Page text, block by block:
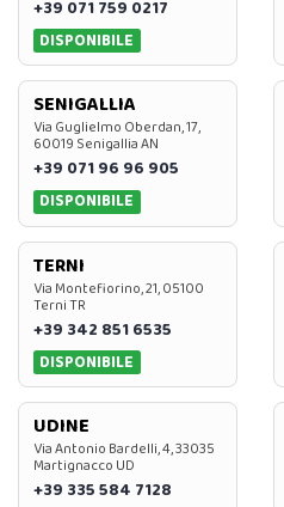
+39 071 759 0217
DISPONIBILE
SENIGALLIA
Via Guglielmo Oberdan, 17,
60019 Senigallia AN
+39 071 96 96 905
DISPONIBILE
TERNI
Via Montefiorino, 21, 05100
Terni TR
+39 342 851 6535
DISPONIBILE
UDINE
Via Antonio Bardelli, 4, 33035
Martignacco UD
+39 335 584 7128